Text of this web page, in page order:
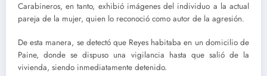
Carabineros, en tanto, exhibió imágenes del individuo a la actual
pareja de la mujer, quien lo reconoció como autor de la agresión.
De esta manera, se detectó que Reyes habitaba en un domicilio de
Paine, donde se dispuso una vigilancia hasta que salió de la
vivienda, siendo inmediatamente detenido.